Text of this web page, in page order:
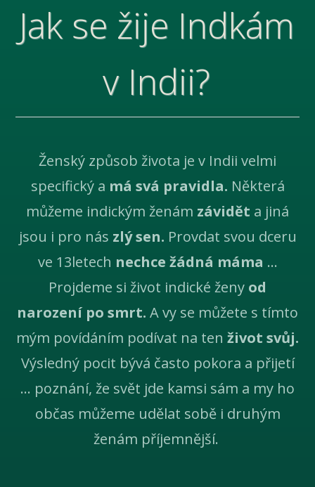
Jak se žije Indkám
v Indii?
Ženský způsob života je v Indii velmi
specifický a má svá pravidla. Některá
můžeme indickým ženám závidět a jiná
jsou i pro nás zlý sen. Provdat svou dceru
ve 13letech nechce žádná máma ...
Projdeme si život indické ženy od
narození po smrt. A vy se můžete s tímto
mým povídáním podívat na ten život svůj.
Výsledný pocit bývá často pokora a přijetí
... poznání, že svět jde kamsi sám a my ho
občas můžeme udělat sobě i druhým
ženám příjemnější.